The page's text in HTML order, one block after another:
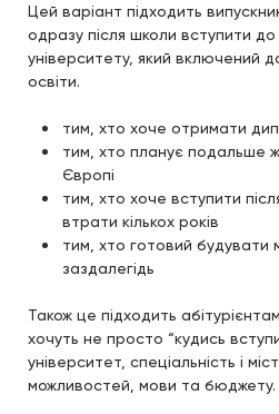
Цей варіант підходить
одразу після школи вступити до
університету, який включений
освіти.
тим, хто хоче отримати
тим, хто планує подальше
Європі
тим, хто хоче вступити
втрати кількох років
тим, хто готовий будувати
заздалегідь
Також це підходить
хочуть не просто “кудись
університет, спеціальність і
можливостей, мови та бюджету.